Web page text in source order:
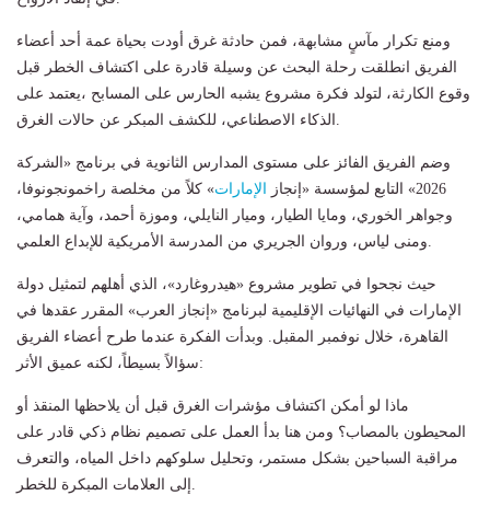
ومنع تكرار مآسٍ مشابهة، فمن حادثة غرق أودت بحياة عمة أحد أعضاء
الفريق انطلقت رحلة البحث عن وسيلة قادرة على اكتشاف الخطر قبل
وقوع الكارثة، لتولد فكرة مشروع يشبه الحارس على المسابح ،يعتمد على
وضم الفريق الفائز على مستوى المدارس الثانوية في برنامج «الشركة
2026» التابع لمؤسسة «إنجاز
الإمارات» كلاً من مخلصة راخمونجونوفا،
وجواهر الخوري، ومايا الطيار، وميار النايلي، وموزة أحمد، وآية همامي،
حيث نجحوا في تطوير مشروع «هيدروغارد»، الذي أهلهم لتمثيل دولة
الإمارات في النهائيات الإقليمية لبرنامج «إنجاز العرب» المقرر عقدها في
القاهرة، خلال نوفمبر المقبل. وبدأت الفكرة عندما طرح أعضاء الفريق
سؤالاً بسيطاً، لكنه عميق الأثر:
ماذا لو أمكن اكتشاف مؤشرات الغرق قبل أن يلاحظها المنقذ أو
المحيطون بالمصاب؟ ومن هنا بدأ العمل على تصميم نظام ذكي قادر على
مراقبة السباحين بشكل مستمر، وتحليل سلوكهم داخل المياه، والتعرف